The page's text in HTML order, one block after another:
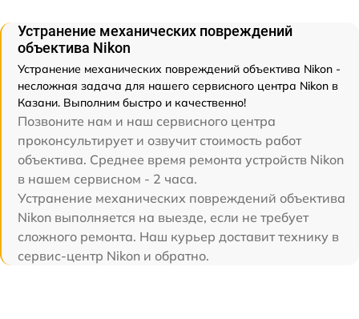
Устранение механических повреждений
объектива Nikon
Устранение механических повреждений объектива Nikon -
несложная задача для нашего сервисного центра Nikon в
Казани. Выполним быстро и качественно!
Позвоните нам и наш сервисного центра
проконсультирует и озвучит стоимость работ
объектива. Среднее время ремонта устройств Nikon
в нашем сервисном - 2 часа.
Устранение механических повреждений объектива
Nikon выполняется на выезде, если не требует
сложного ремонта. Наш курьер доставит технику в
сервис-центр Nikon и обратно.